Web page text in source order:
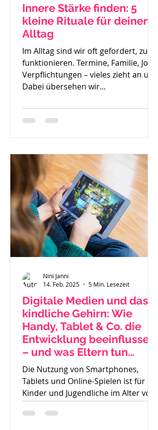
Innere Stärke finden: 5
kleine Rituale für deinen
Alltag
Im Alltag sind wir oft gefordert, zu
funktionieren. Termine, Familie, Job,
Verpflichtungen – vieles zieht an uns.
Dabei übersehen wir...
Digitale Medien und das
kindliche Gehirn: Wie
Handy, Tablet & Co. die
Entwicklung beeinflussen
– und was Eltern tun
können
Die Nutzung von Smartphones,
Tablets und Online-Spielen ist für
Kinder und Jugendliche im Alter von
8 bis 15 Jahren heute
allgegenwärtig....
Nini Janni
14. Feb. 2025
5 Min. Lesezeit